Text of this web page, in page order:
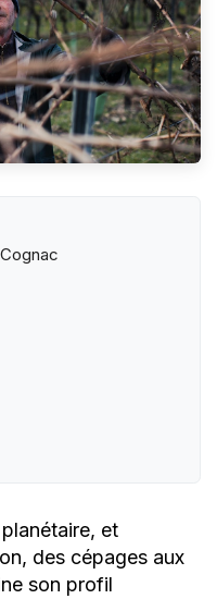
et
des cépages aux
son profil